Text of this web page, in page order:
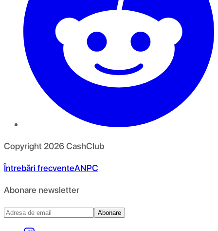
Copyright 2026CashClub
Întrebări frecventeANPC
Abonare newsletter
Abonare